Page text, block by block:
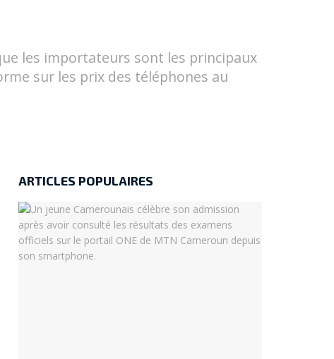
les importateurs sont les principaux
sur les prix des téléphones au
ARTICLES POPULAIRES